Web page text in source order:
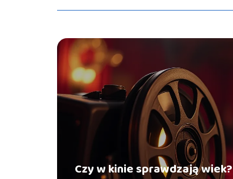
Czy w kinie sprawdzają wiek?